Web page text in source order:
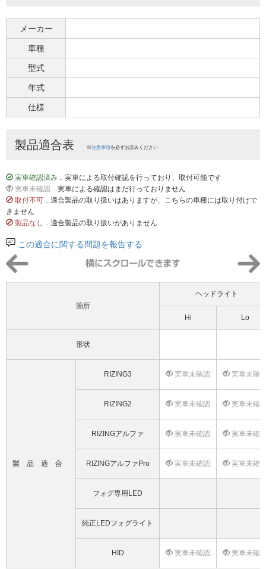
メーカー
車種
型式
年式
仕様
製品適合表 ※注意事項を必ずお読みください
実車確認済み .. 実車による取付確認を行っており、取付可能です
実車未確認 .. 実車による確認はまだ行っておりません
取付不可 .. 適合製品の取り扱いはありますが、こちらの車種には取り付けで
きません
製品なし .. 適合製品の取り扱いがありません
この適合に関する問題を報告する
箇所
ヘッドライト
Hi Lo
形状
製品適合
RIZING3 実車未確認 実車未確
RIZING2 実車未確認 実車未確
RIZINGアルファ 実車未確認 実車未確
RIZINGアルファPro 実車未確認 実車未確
フォグ専用LED
純正LEDフォグライト
HID 実車未確認 実車未確